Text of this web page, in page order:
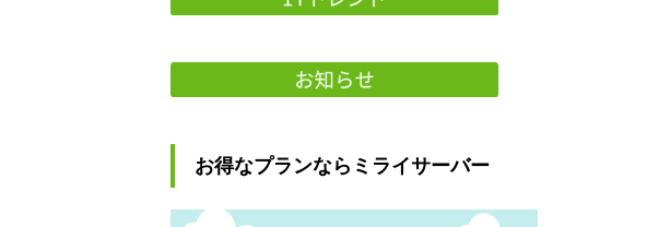
お得なプランならミライサーバー